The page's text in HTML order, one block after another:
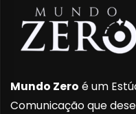
Mundo Zero é um
Comunicação que